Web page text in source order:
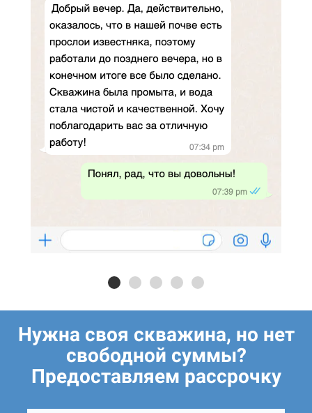
Нужна своя скважина, но нет
свободной суммы?
Предоставляем рассрочку